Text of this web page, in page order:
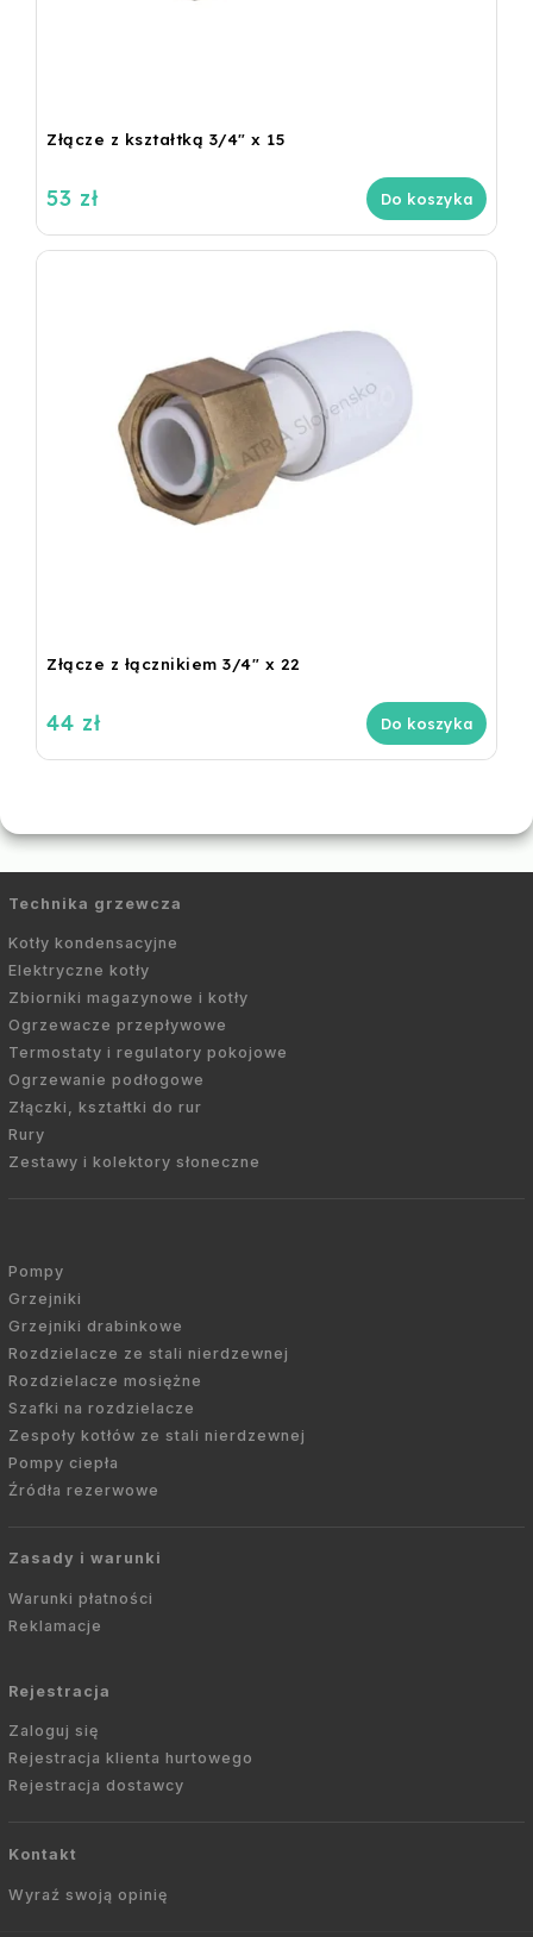
Złącze z kształtką 3/4" x 15
53 zł Do koszyka
Złącze z łącznikiem 3/4" x 22
44 zł Do koszyka
Technika grzewcza
Kotły kondensacyjne
Elektryczne kotły
Zbiorniki magazynowe i kotły
Ogrzewacze przepływowe
Termostaty i regulatory pokojowe
Ogrzewanie podłogowe
Złączki, kształtki do rur
Rury
Zestawy i kolektory słoneczne
Pompy
Grzejniki
Grzejniki drabinkowe
Rozdzielacze ze stali nierdzewnej
Rozdzielacze mosiężne
Szafki na rozdzielacze
Zespoły kotłów ze stali nierdzewnej
Pompy ciepła
Źródła rezerwowe
Zasady i warunki
Warunki płatności
Reklamacje
Rejestracja
Zaloguj się
Rejestracja klienta hurtowego
Rejestracja dostawcy
Kontakt
Wyraź swoją opinię